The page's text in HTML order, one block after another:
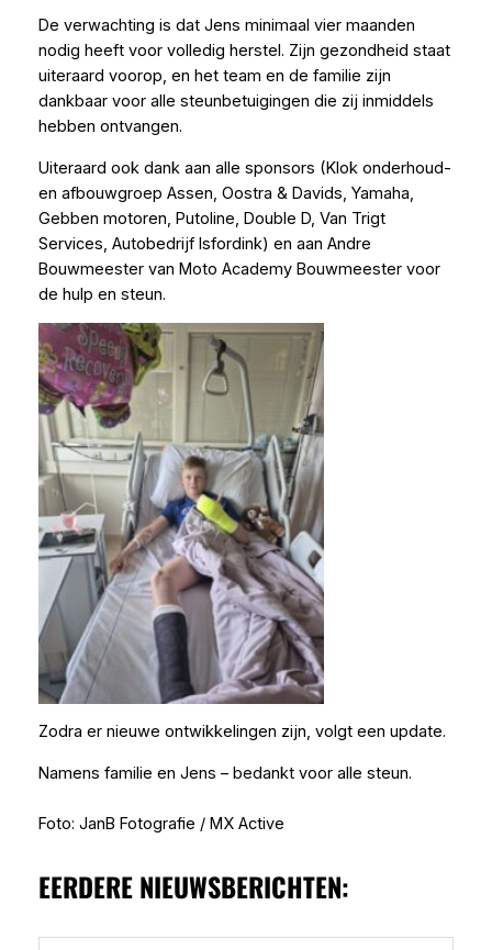
De verwachting is dat Jens minimaal vier maanden
nodig heeft voor volledig herstel. Zijn gezondheid staat
uiteraard voorop, en het team en de familie zijn
dankbaar voor alle steunbetuigingen die zij inmiddels
hebben ontvangen.
Uiteraard ook dank aan alle sponsors (Klok onderhoud-
en afbouwgroep Assen, Oostra & Davids, Yamaha,
Gebben motoren, Putoline, Double D, Van Trigt
Services, Autobedrijf Isfordink) en aan Andre
Bouwmeester van Moto Academy Bouwmeester voor
de hulp en steun.
Zodra er nieuwe ontwikkelingen zijn, volgt een update.
Namens familie en Jens – bedankt voor alle steun.
Foto: JanB Fotografie / MX Active
EERDERE NIEUWSBERICHTEN: